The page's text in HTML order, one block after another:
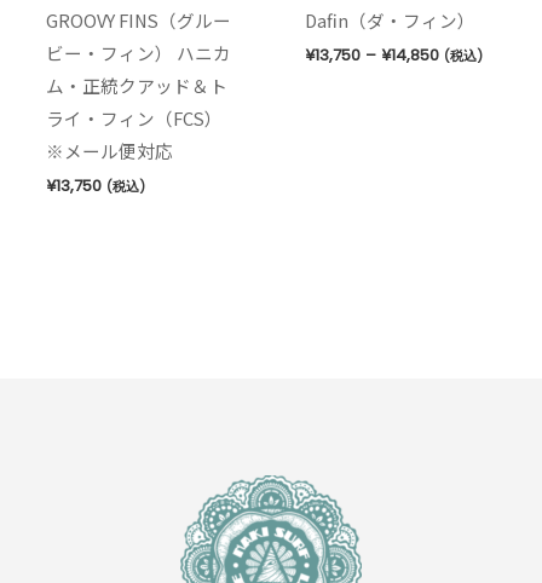
GROOVY FINS（グルー
ビー・フィン） ハニカ
ム・正統クアッド＆ト
ライ・フィン（FCS）
※メール便対応
¥13,750 (税込)
Dafin（ダ・フィン）
¥13,750 – ¥14,850 (税込)